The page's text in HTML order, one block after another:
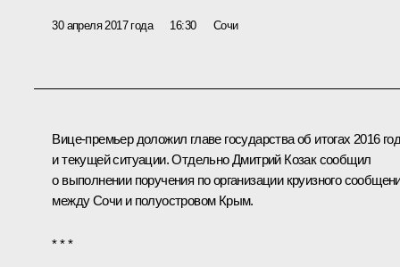
30 апреля 2017 года 16:30 Сочи
Вице-премьер доложил главе государства об итогах 2016
и текущей ситуации. Отдельно Дмитрий Козак сообщил
о выполнении поручения по организации круизного
между Сочи и полуостровом Крым.
* * *